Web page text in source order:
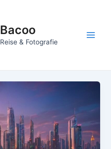
Bacoo
Reise & Fotografie